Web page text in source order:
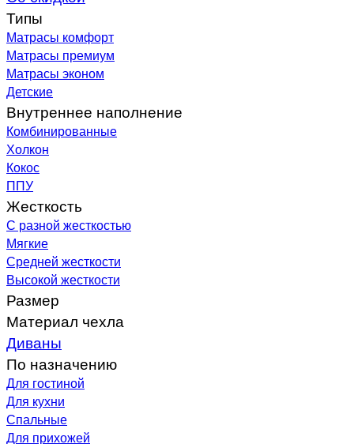
Типы
Матрасы комфорт
Матрасы премиум
Матрасы эконом
Детские
Внутреннее наполнение
Комбинированные
Холкон
Кокос
ППУ
Жесткость
С разной жесткостью
Мягкие
Средней жесткости
Высокой жесткости
Размер
Материал чехла
Диваны
По назначению
Для гостиной
Для кухни
Спальные
Для прихожей